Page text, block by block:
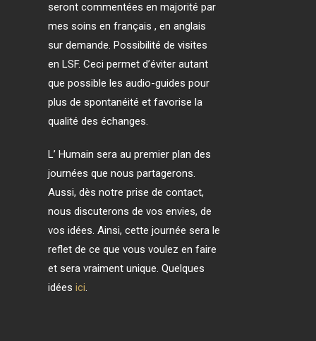
seront commentées en majorité par
mes soins en français , en anglais
sur demande. Possibilité de visites
en LSF. Ceci permet d’éviter autant
que possible les audio-guides pour
plus de spontanéité et favorise la
qualité des échanges.
L’ Humain sera au premier plan des
journées que nous partagerons.
Aussi, dès notre prise de contact,
nous discuterons de vos envies, de
vos idées. Ainsi, cette journée sera le
reflet de ce que vous voulez en faire
et sera vraiment unique. Quelques
idées ici.